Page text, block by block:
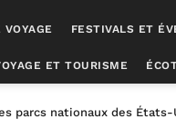
FESTIVALS ET
ET TOURISME
parcs nationaux des